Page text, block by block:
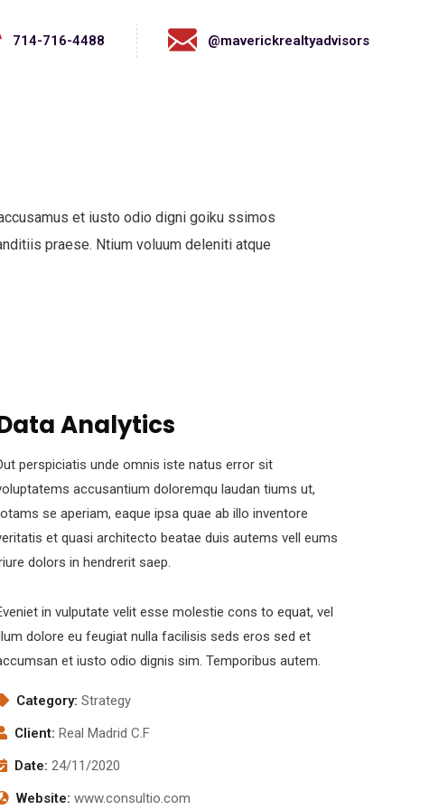
714-716-4488 @maverickrealtyadvisors
et iusto odio digni goiku ssimos
praese. Ntium voluum deleniti atque
Analytics
perspiciatis unde omnis iste natus error sit
accusantium doloremqu laudan tiums ut,
se aperiam, eaque ipsa quae ab illo inventore
et quasi architecto beatae duis autems vell eums
dolors in hendrerit saep.
in vulputate velit esse molestie cons to equat, vel
dolore eu feugiat nulla facilisis seds eros sed et
et iusto odio dignis sim. Temporibus autem.
Category: Strategy
Client: Real Madrid C.F
Date: 24/11/2020
Website: www.consultio.com